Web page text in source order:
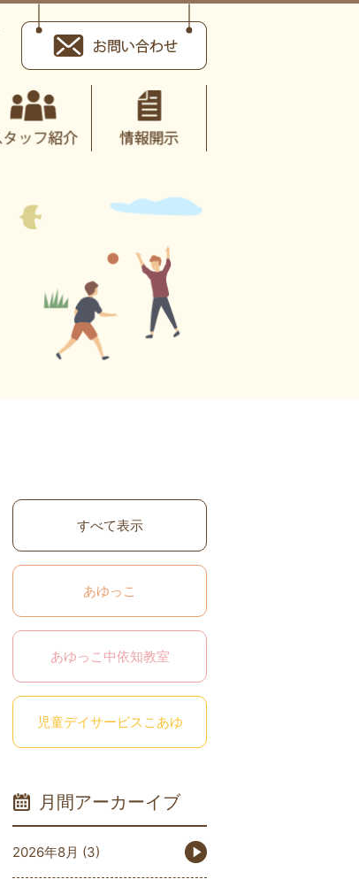
すべて表示
あゆっこ
あゆっこ中依知教室
児童デイサービスこあゆ
月間アーカーイブ
2026年8月 (3)